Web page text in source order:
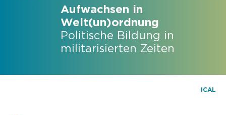
Aufwachsen in
Welt(un)ordnung
Politische Bildung in
militarisierten Zeiten
ICAL